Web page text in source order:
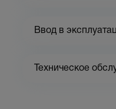
Ввод в
Техническое